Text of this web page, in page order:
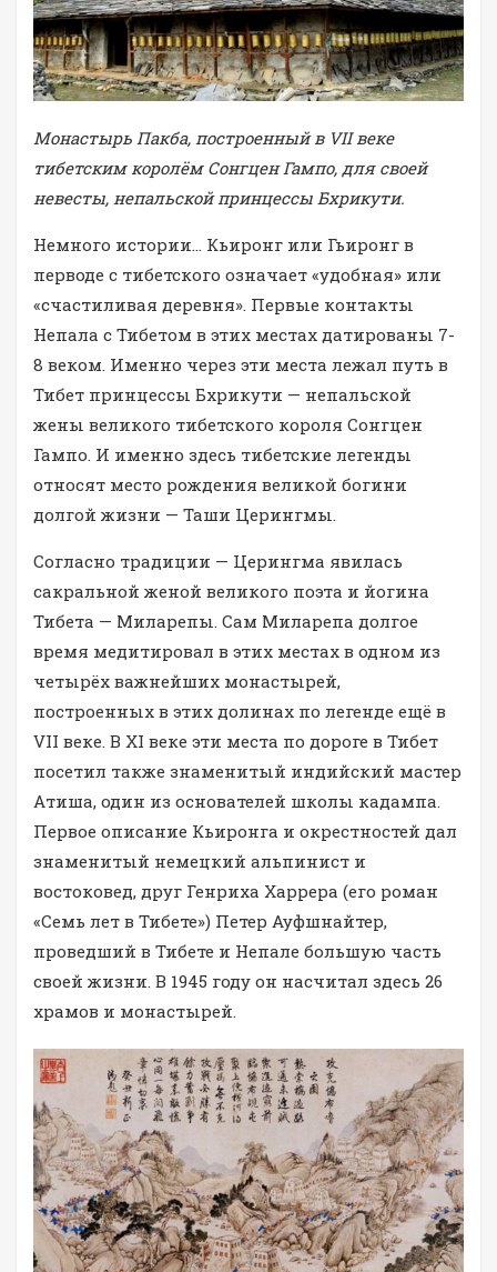
Монастырь Пакба, построенный в VII веке
тибетским королём Сонгцен Гампо, для своей
невесты, непальской принцессы Бхрикути.
Немного истории… Кьиронг или Гьиронг в
перводе с тибетского означает «удобная» или
«счастиливая деревня». Первые контакты
Непала с Тибетом в этих местах датированы 7-
8 веком. Именно через эти места лежал путь в
Тибет принцессы Бхрикути — непальской
жены великого тибетского короля Сонгцен
Гампо. И именно здесь тибетские легенды
относят место рождения великой богини
долгой жизни — Таши Церингмы.
Согласно традиции — Церингма явилась
сакральной женой великого поэта и йогина
Тибета — Миларепы. Сам Миларепа долгое
время медитировал в этих местах в одном из
четырёх важнейших монастырей,
построенных в этих долинах по легенде ещё в
VII веке. В XI веке эти места по дороге в Тибет
посетил также знаменитый индийский мастер
Атиша, один из основателей школы кадампа.
Первое описание Кьиронга и окрестностей дал
знаменитый немецкий альпинист и
востоковед, друг Генриха Харрера (его роман
«Семь лет в Тибете») Петер Ауфшнайтер,
проведший в Тибете и Непале большую часть
своей жизни. В 1945 году он насчитал здесь 26
храмов и монастырей.